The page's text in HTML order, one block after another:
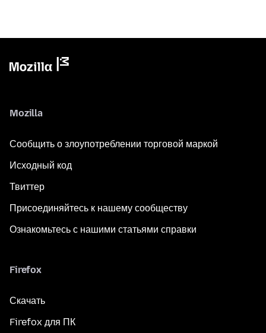
Mozilla
Сообщить о злоупотреблении торговой маркой
Исходный код
Твиттер
Присоединяйтесь к нашему сообществу
Ознакомьтесь с нашими статьями справки
Firefox
Скачать
Firefox для ПК